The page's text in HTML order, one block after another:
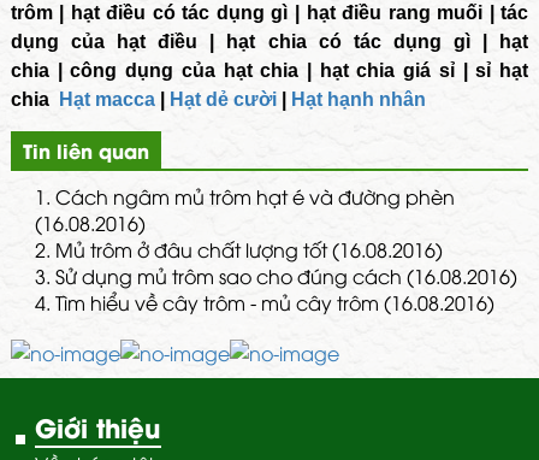
trôm| hạt điều có tác dụng gì hạt điều rang muối |tác
dụng của hạt điều
hạt chia có tác dụng gì|
hạt
chia|công dụng của hạt chia hạt chia giá sỉ|sỉ hạt
chia
Hạt macca| Hạt dẻ cười| Hạt hạnh nhân
Tin liên quan
1. Cách ngâm mủ trôm hạt é và đường phèn
(16.08.2016)
2. Mủ trôm ở đâu chất lượng tốt (16.08.2016)
3. Sử dụng mủ trôm sao cho đúng cách (16.08.2016)
4. Tìm hiểu về cây trôm - mủ cây trôm (16.08.2016)
Giới thiệu